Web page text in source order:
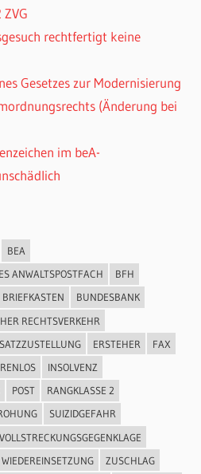
rechtfertigt keine
Gesetzes zur Modernisierung
(Änderung bei
im beA-
BEA
ANWALTSPOSTFACH
BFH
BRIEFKASTEN
BUNDESBANK
RECHTSVERKEHR
ERSTEHER
FAX
INSOLVENZ
POST
RANGKLASSE 2
SUIZIDGEFAHR
VOLLSTRECKUNGSGEGENKLAGE
WIEDEREINSETZUNG ZUSCHLAG